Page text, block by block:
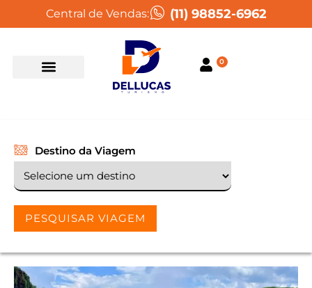
Central de Vendas: (11) 98852-6962
0
Destino da Viagem
PESQUISAR VIAGEM